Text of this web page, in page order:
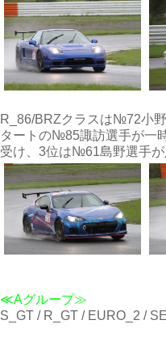
R_86/BRZクラスは№72小
タートの№85諏訪選手が一
受け、3位は№61島野選手
≪Aグループ≫
S_GT / R_GT / EURO_2 /